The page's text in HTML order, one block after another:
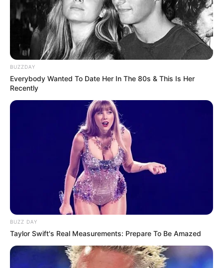
Weitere Rubriken und Einträge über Urlaub und
Reisen:
Weserberglandes
Flug und Hotel zusammen buchen
richtige Handgepäck im Flugzeug
Geld umtauschen in Thailand und in Malaysia
preiswerten Transfer zwischen Flughafen
Bangkok und Hotel
schönsten Urlaubs- und Reiseziele
beliebtesten Städtein Deutschland mit
Übersich
tskarte
Reiseziele in EuropasowieBilder von Singapurund
vonÄgypten
Oder wie wäre es mit dem Kauf einerImmobiliein
BUZZDAY
Everybody Wanted To Date Her In The 80s & This Is Her
Recently
BUZZ DAY
Taylor Swift's Real Measurements: Prepare To Be Amazed